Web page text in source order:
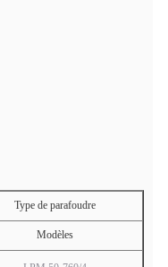
Type de parafoudre
Modèles